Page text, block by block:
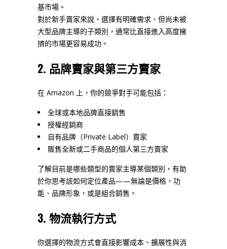
基市場。
對於新手賣家來說，選擇有明確需求、但尚未被
大型品牌主導的子類別，通常比直接進入高度擁
擠的市場更容易成功。
2. 品牌賣家與第三方賣家
在 Amazon 上，你的競爭對手可能包括：
全球或本地品牌直接銷售
授權經銷商
自有品牌（Private Label）賣家
販售全新或二手商品的個人第三方賣家
了解目前是哪些類型的賣家主導某個類別，有助
於你思考該如何定位產品——無論是價格、功
能、品牌形象，或是組合銷售。
3. 物流執行方式
你選擇的物流方式會直接影響成本、擴展性與消